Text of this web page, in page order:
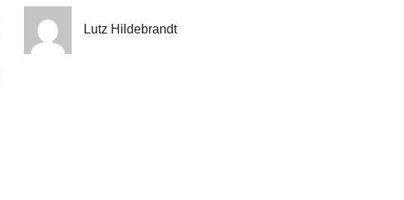
Lutz Hildebrandt